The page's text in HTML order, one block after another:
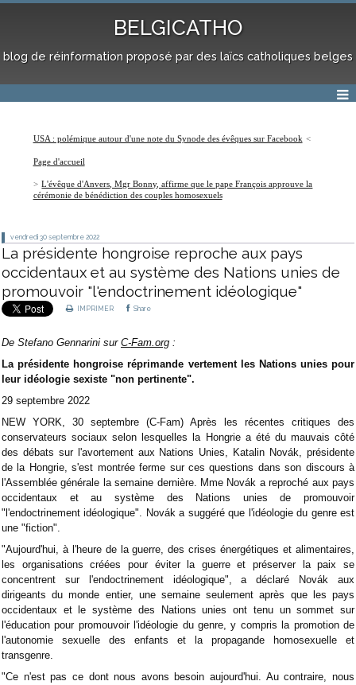
BELGICATHO
blog de réinformation proposé par des laïcs catholiques belges
USA : polémique autour d'une note du Synode des évêques sur Facebook
Page d'accueil
L'évêque d'Anvers, Mgr Bonny, affirme que le pape François approuve la
cérémonie de bénédiction des couples homosexuels
vendredi 30 septembre 2022
La présidente hongroise reproche aux pays
occidentaux et au système des Nations unies de
promouvoir "l'endoctrinement idéologique"
IMPRIMER Share
De Stefano Gennarini sur C-Fam.org :
La présidente hongroise réprimande vertement les Nations unies pour
leur idéologie sexiste "non pertinente".
29 septembre 2022
NEW YORK, 30 septembre (C-Fam) Après les récentes critiques des
conservateurs sociaux selon lesquelles la Hongrie a été du mauvais côté
des débats sur l'avortement aux Nations Unies, Katalin Novák, présidente
de la Hongrie, s'est montrée ferme sur ces questions dans son discours à
l'Assemblée générale la semaine dernière. Mme Novák a reproché aux pays
occidentaux et au système des Nations unies de promouvoir
"l'endoctrinement idéologique". Novák a suggéré que l'idéologie du genre est
une "fiction".
"Aujourd'hui, à l'heure de la guerre, des crises énergétiques et alimentaires,
les organisations créées pour éviter la guerre et préserver la paix se
concentrent sur l'endoctrinement idéologique", a déclaré Novák aux
dirigeants du monde entier, une semaine seulement après que les pays
occidentaux et le système des Nations unies ont tenu un sommet sur
l'éducation pour promouvoir l'idéologie du genre, y compris la promotion de
l'autonomie sexuelle des enfants et la propagande homosexuelle et
transgenre.
"Ce n'est pas ce dont nous avons besoin aujourd'hui. Au contraire, nous